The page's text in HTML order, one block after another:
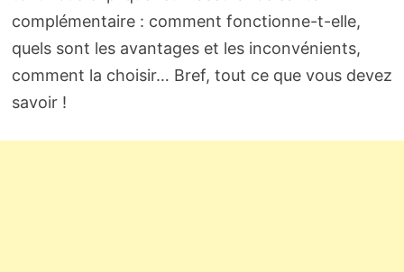
complémentaire : comment fonctionne-t-elle,
quels sont les avantages et les inconvénients,
comment la choisir… Bref, tout ce que vous devez
savoir !